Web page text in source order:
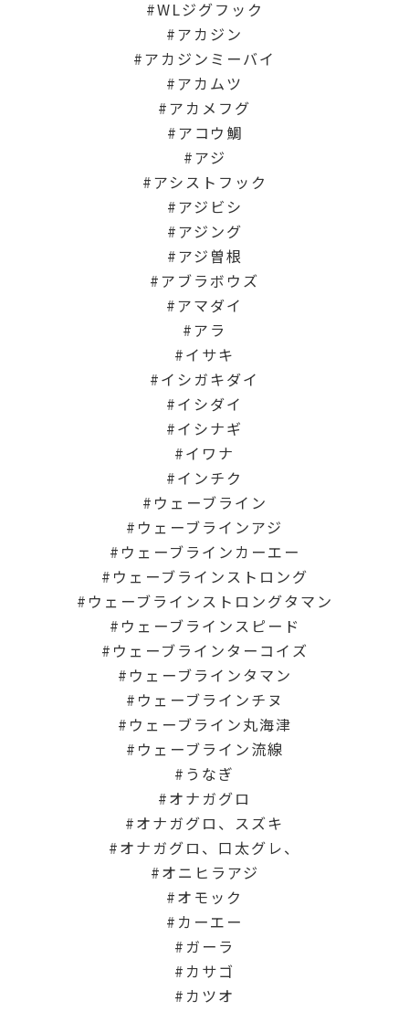
WLジグフック
アカジン
アカジンミーバイ
アカムツ
アカメフグ
アコウ鯛
アジ
アシストフック
アジビシ
アジング
アジ曽根
アブラボウズ
アマダイ
アラ
イサキ
イシガキダイ
イシダイ
イシナギ
イワナ
インチク
ウェーブライン
ウェーブラインアジ
ウェーブラインカーエー
ウェーブラインストロング
ウェーブラインストロングタマン
ウェーブラインスピード
ウェーブラインターコイズ
ウェーブラインタマン
ウェーブラインチヌ
ウェーブライン丸海津
ウェーブライン流線
うなぎ
オナガグロ
オナガグロ、スズキ
オナガグロ、口太グレ、
オニヒラアジ
オモック
カーエー
ガーラ
カサゴ
カツオ